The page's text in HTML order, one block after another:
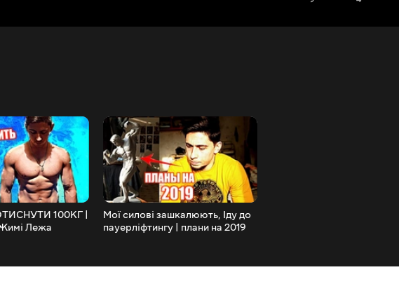
100КГ |
Лежа
Мої силові зашкалюють, Іду до
пауерліфтингу | плани на 2019